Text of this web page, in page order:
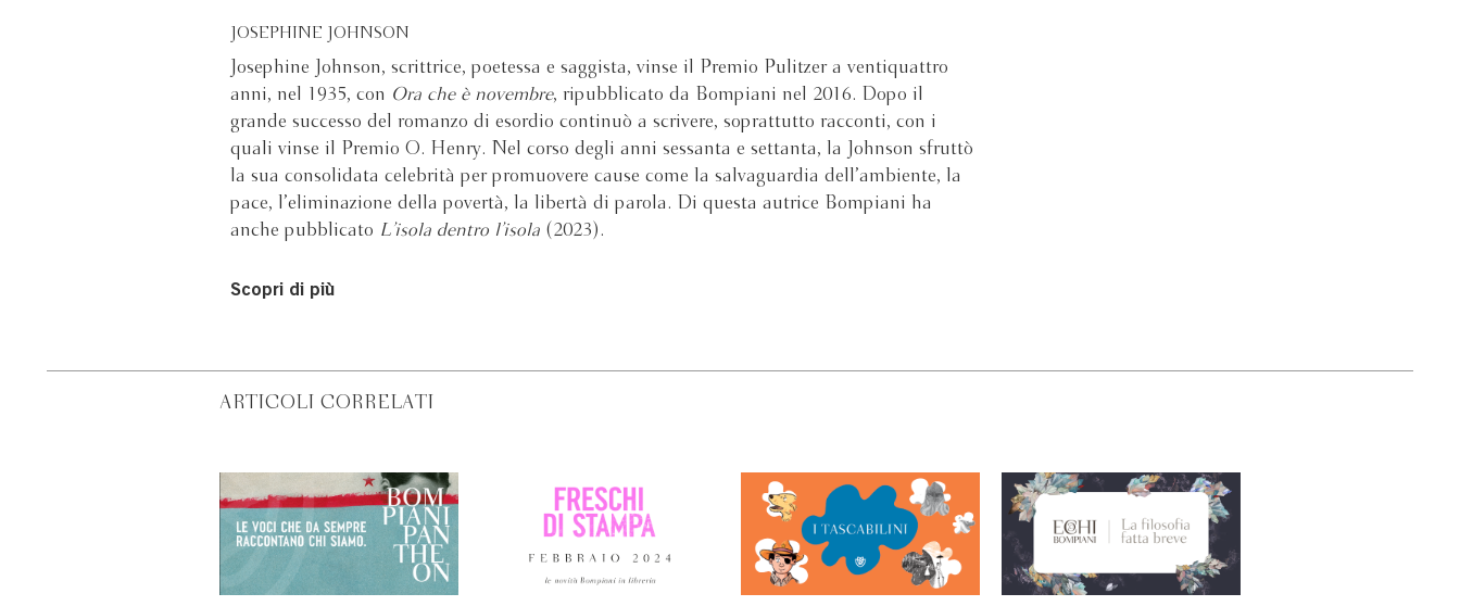
JOSEPHINE JOHNSON
Josephine Johnson, scrittrice, poetessa e saggista, vinse il Premio Pulitzer a ventiquattro
anni, nel 1935, con Ora che è novembre, ripubblicato da Bompiani nel 2016. Dopo il
grande successo del romanzo di esordio continuò a scrivere, soprattutto racconti, con i
quali vinse il Premio O. Henry. Nel corso degli anni sessanta e settanta, la Johnson sfruttò
la sua consolidata celebrità per promuovere cause come la salvaguardia dell’ambiente, la
pace, l’eliminazione della povertà, la libertà di parola. Di questa autrice Bompiani ha
anche pubblicato L’isola dentro l’isola (2023).
Scopri di più
ARTICOLI CORRELATI